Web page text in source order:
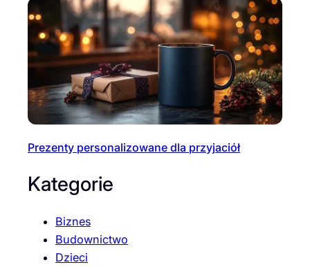
Prezenty personalizowane dla przyjaciół
Kategorie
Biznes
Budownictwo
Dzieci